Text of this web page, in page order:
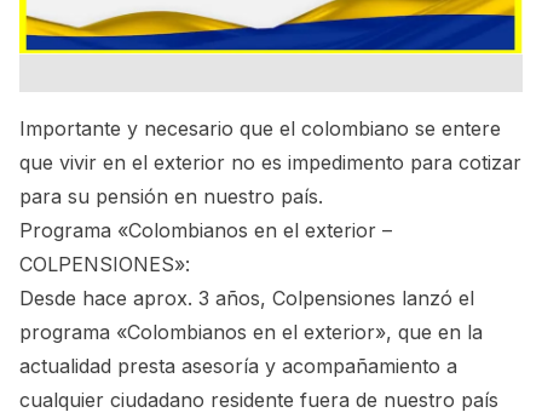
Importante y necesario que el colombiano se entere
que vivir en el exterior no es impedimento para cotizar
para su pensión en nuestro país.
Programa «Colombianos en el exterior –
COLPENSIONES»:
Desde hace aprox. 3 años, Colpensiones lanzó el
programa «Colombianos en el exterior», que en la
actualidad presta asesoría y acompañamiento a
cualquier ciudadano residente fuera de nuestro país